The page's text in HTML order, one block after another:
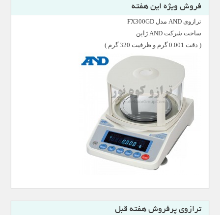
فروش ویژه این هفته
ترازوی AND مدل FX300GD
ساخت شرکت AND ژاپن
( دقت 0.001 گرم و ظرفیت 320 گرم )
ترازوی پرفروش هفته قبل